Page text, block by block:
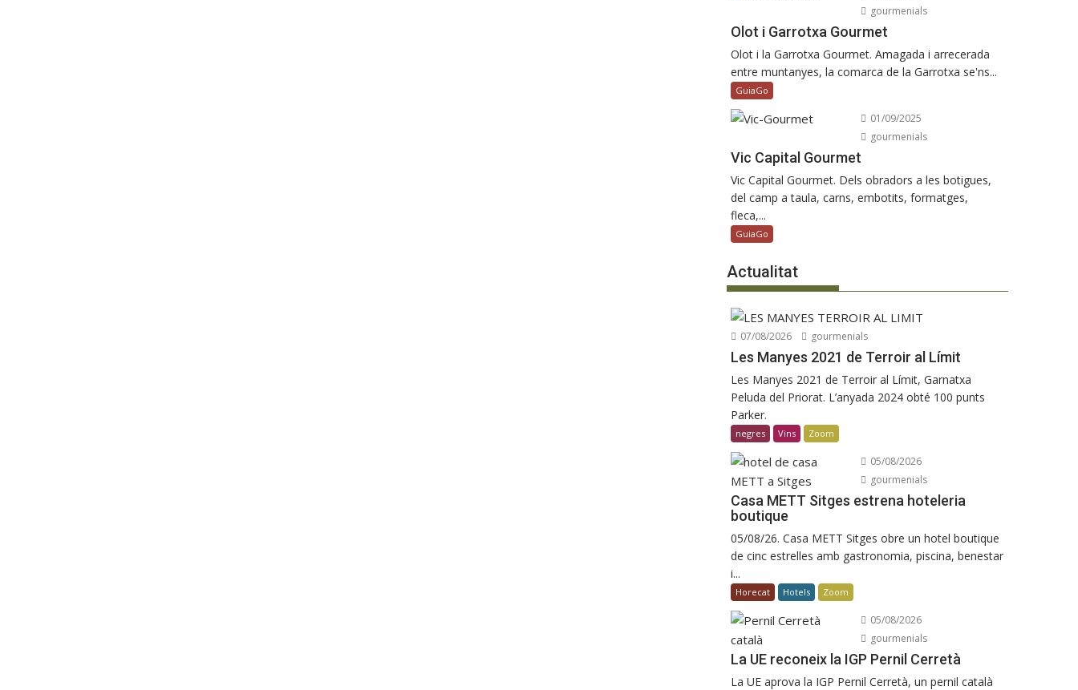
gourmenials
Olot i Garrotxa Gourmet
Olot i la Garrotxa Gourmet. Amagada i arrecerada
entre muntanyes, la comarca de la Garrotxa se'ns...
GuiaGo
01/09/2025
gourmenials
Vic Capital Gourmet
Vic Capital Gourmet. Dels obradors a les botigues,
del camp a taula, carns, embotits, formatges,
fleca,...
GuiaGo
Actualitat
07/08/2026 gourmenials
Les Manyes 2021 de Terroir al Límit
Les Manyes 2021 de Terroir al Límit, Garnatxa
Peluda del Priorat. L’anyada 2024 obté 100 punts
Parker.
negres Vins Zoom
05/08/2026
gourmenials
Casa METT Sitges estrena hoteleria
boutique
05/08/26. Casa METT Sitges obre un hotel boutique
de cinc estrelles amb gastronomia, piscina, benestar
i...
Horecat Hotels Zoom
05/08/2026
gourmenials
La UE reconeix la IGP Pernil Cerretà
La UE aprova la IGP Pernil Cerretà, un pernil català